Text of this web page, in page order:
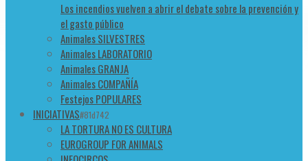
Los incendios vuelven a abrir el debate sobre la prevención y
el gasto público
Animales SILVESTRES
Animales LABORATORIO
Animales GRANJA
Animales COMPAÑÍA
Festejos POPULARES
INICIATIVAS#81d742
LA TORTURA NO ES CULTURA
EUROGROUP FOR ANIMALS